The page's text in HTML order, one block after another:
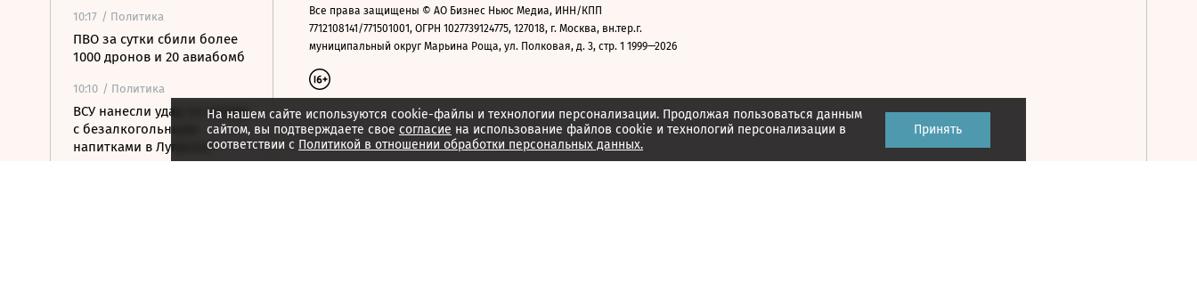
10:17 / Политика
ПВО за сутки сбили более
1000 дронов и 20 авиабомб
10:10 / Политика
ВСУ нанесли удар по складу
с безалкогольными
напитками в Луганске
На нашем сайте используются cookie-файлы и технологии персонализации. Продолжая пользоваться данным
сайтом, вы подтверждаете свое согласие на использование файлов cookie и технологий персонализации в
соответствии с Политикой в отношении обработки персональных данных.
Принять
Все права защищены © АО Бизнес Ньюс Медиа, ИНН/КПП
7712108141/771501001, ОГРН 1027739124775, 127018, г. Москва, вн.тер.г.
муниципальный округ Марьина Роща, ул. Полковая, д. 3, стр. 1 1999—2026